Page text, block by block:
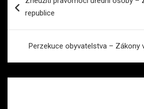
prorepublice
Perzekuce obyvatelstva – Zákony